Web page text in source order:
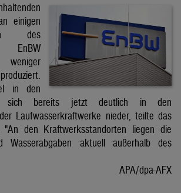
einigen
des
EnBW
in den
sich bereits jetzt deutlich in den
Laufwasserkraftwerke nieder, teilte das
"An den Kraftwerksstandorten liegen die
Wasserabgaben aktuell außerhalb des
APA/dpa-AFX